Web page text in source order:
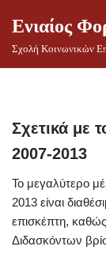
Μεταπηδήστε
Ενιαίος
Σχολή Κοινωνικών
Σχετικά με
2007-2013
Το μεγαλύτερο
2013 είναι
επισκέπτη,
Διδασκόντων